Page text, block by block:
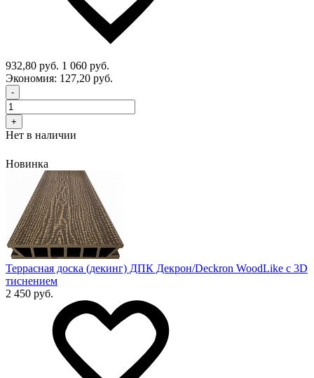
932,80 руб. 1 060 руб.
Экономия: 127,20 руб.
-
+
Нет в наличии
Новинка
Террасная доска (декинг) ДПК Декрон/Deckron WoodLike с 3D
тиснением
2 450 руб.